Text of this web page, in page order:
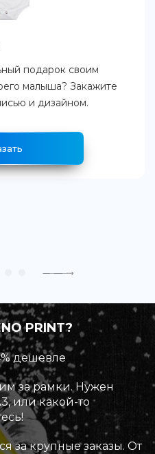
подарок своим
малыша? Закажите
и дизайном.
PRINT?
дешевле
за рамки. Нужен
или какой-то
за крупные заказы. От